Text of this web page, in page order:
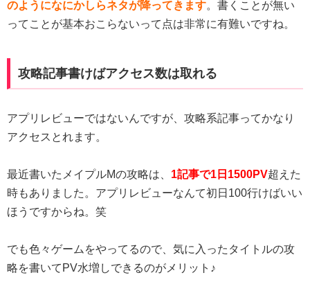
のようになにかしらネタが降ってきます。書くことが無い
ってことが基本おこらないって点は非常に有難いですね。
攻略記事書けばアクセス数は取れる
アプリレビューではないんですが、攻略系記事ってかなり
アクセスとれます。
最近書いたメイプルMの攻略は、 1記事で1日1500PV超えた
時もありました。アプリレビューなんて初日100行けばいい
ほうですからね。笑
でも色々ゲームをやってるので、気に入ったタイトルの攻
略を書いてPV水増しできるのがメリット♪